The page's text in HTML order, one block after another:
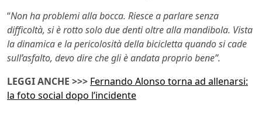
“Non ha problemi alla bocca. Riesce a parlare senza
difficoltà, si è rotto solo due denti oltre alla mandibola. Vista
la dinamica e la pericolosità della bicicletta quando si cade
sull’asfalto, devo dire che gli è andata proprio bene”.
LEGGI ANCHE >>> Fernando Alonso torna ad allenarsi:
la foto social dopo l’incidente